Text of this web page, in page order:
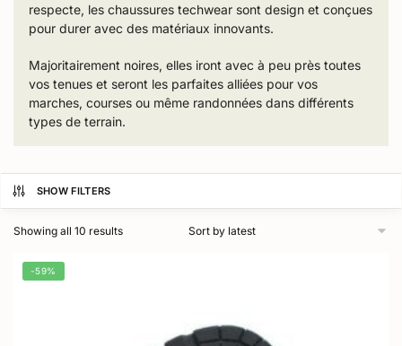
respecte, les chaussures techwear sont design et conçues
pour durer avec des matériaux innovants.
Majoritairement noires, elles iront avec à peu près toutes
vos tenues et seront les parfaites alliées pour vos
marches, courses ou même randonnées dans différents
types de terrain.
SHOW FILTERS
Showing all 10 results
-59%